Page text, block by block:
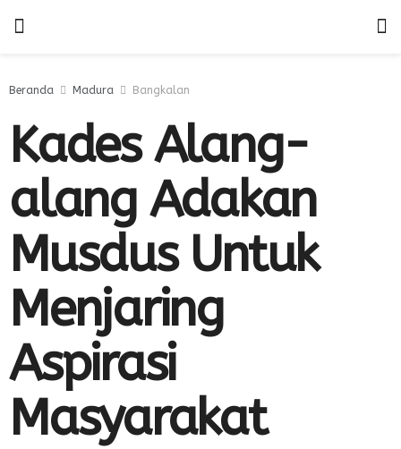
Beranda Madura Bangkalan
Kades Alang-
alang Adakan
Musdus Untuk
Menjaring
Aspirasi
Masyarakat